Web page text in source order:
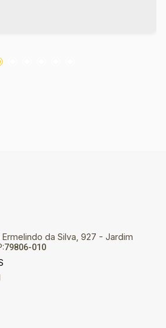
de viver com
Ermelindo da Silva, 927 - Jardim
79806-010